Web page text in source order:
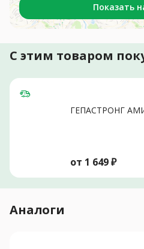
Показать
С этим товаром
ГЕПАСТРОНГ
от 1 649₽
Аналоги